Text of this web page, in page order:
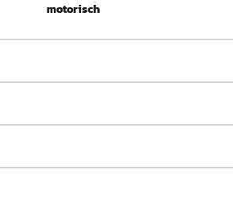
motorisch